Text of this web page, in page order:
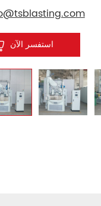
استفسر الآن